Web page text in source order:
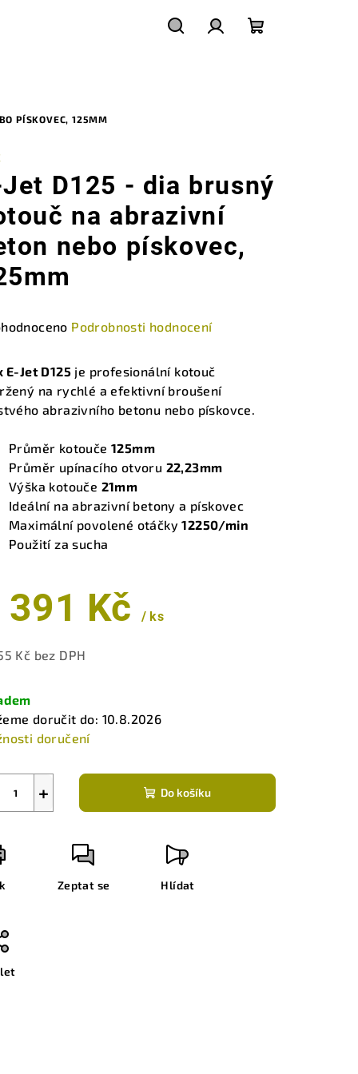
PÍSKOVEC, 125MM
Jet D125 - dia brusný
na abrazivní
nebo pískovec,
Podrobnosti hodnocení
E-Jet D125 je profesionální kotouč
na rychlé a efektivní broušení
abrazivního betonu nebo pískovce.
Průměr kotouče 125mm
Průměr upínacího otvoru 22,23mm
Výška kotouče 21mm
Ideální na abrazivní betony a pískovec
Maximální povolené otáčky12250/min
Použití za sucha
391 Kč / ks
Kč bez DPH
doručit do: 10.8.2026
doručení
+ Do košíku
Zeptat se Hlídat